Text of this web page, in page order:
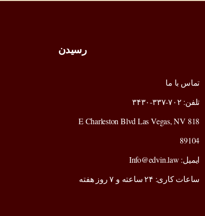
رسیدن
تماس با ما
تلفن: ۷۰۲-۳۳۷-۳۴۳۰
818 E Charleston Blvd Las Vegas, NV
89104
ایمیل: Info@edvin.law
ساعات کاری: ۲۴ ساعته و ۷ روز هفته